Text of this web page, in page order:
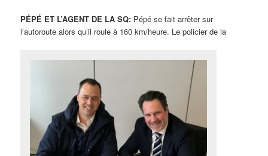
PÉPÉ ET L’AGENT DE LA SQ: Pépé se fait arrêter sur
l’autoroute alors qu’il roule à 160 km/heure. Le policier de la